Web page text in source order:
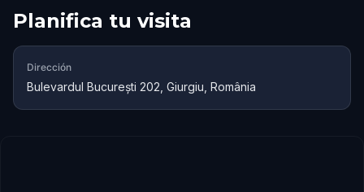
Planifica tu visita
Dirección
Bulevardul București 202, Giurgiu, România